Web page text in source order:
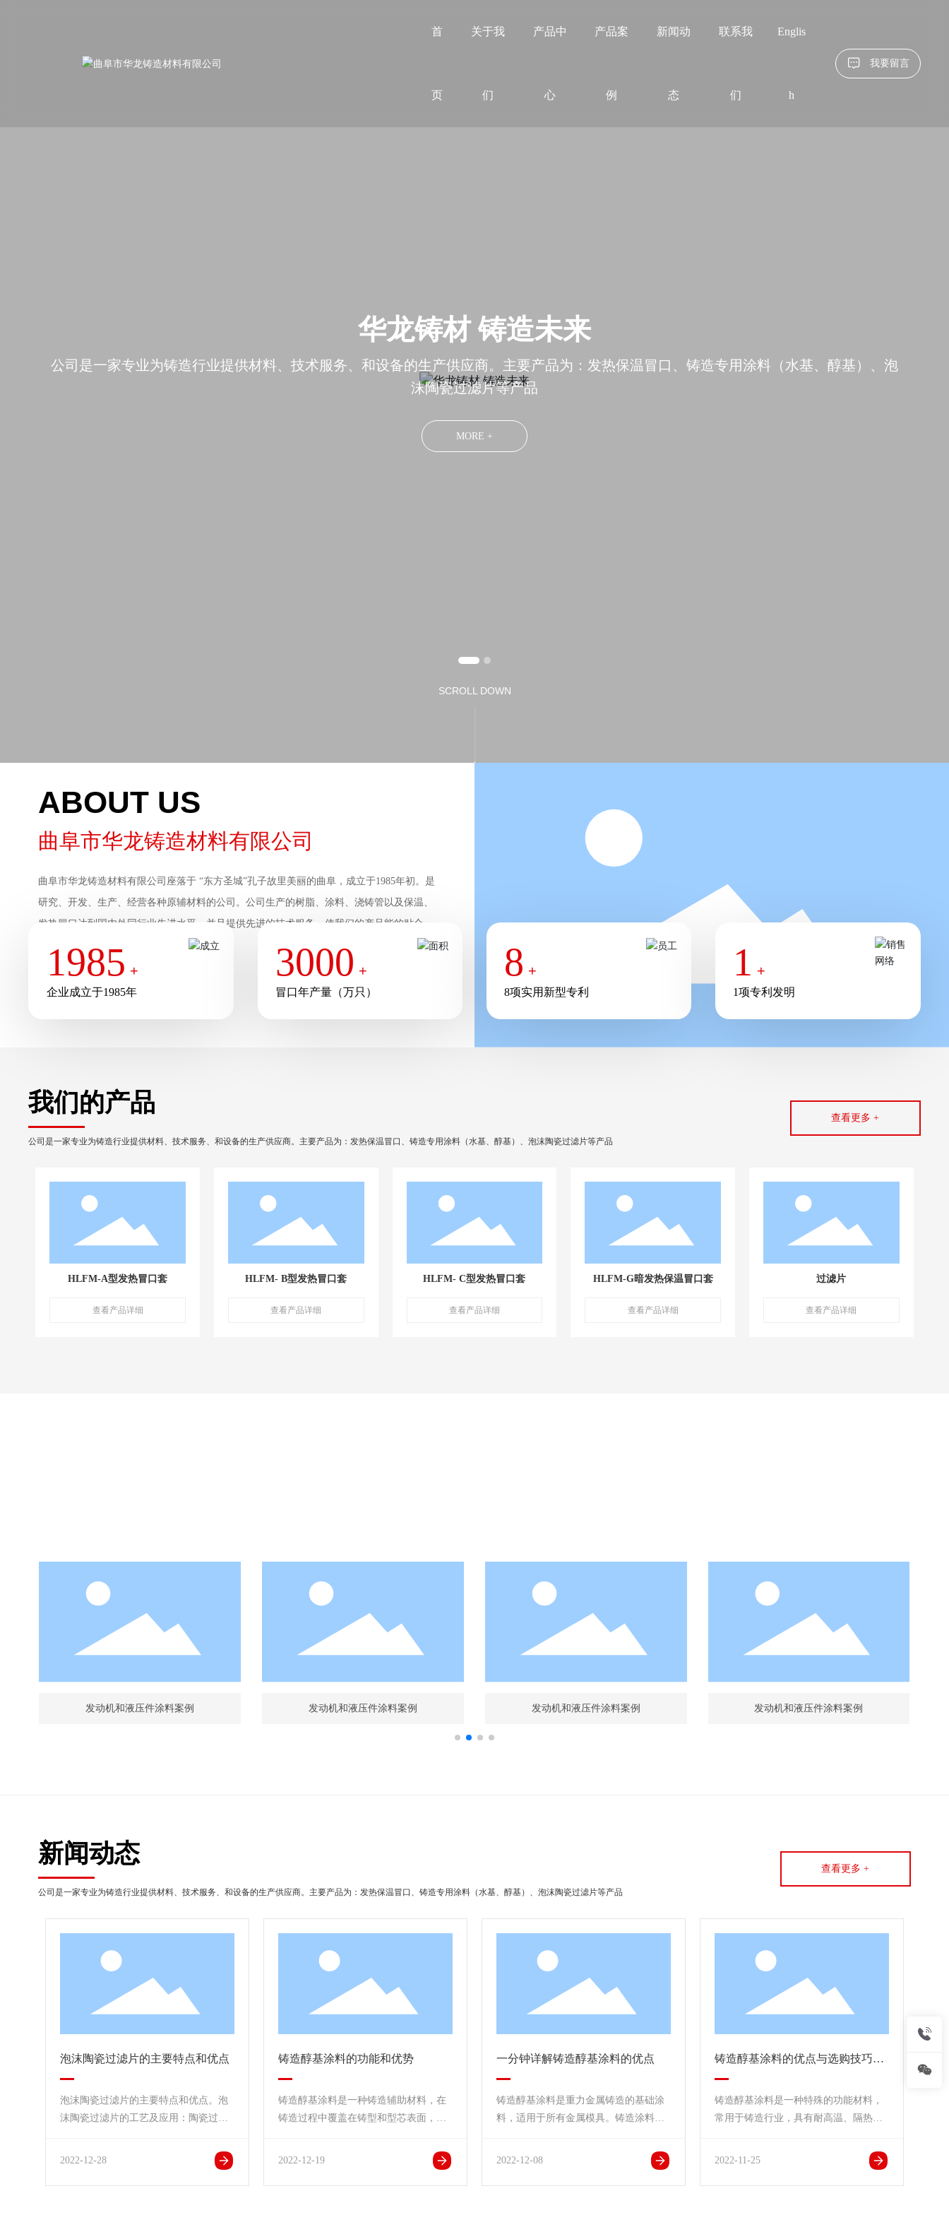
首
页
关于我
们
产品中
心
产品案
例
新闻动
态
联系我
们
Englis
h
我要留言
华龙铸材 铸造未来
公司是一家专业为铸造行业提供材料、技术服务、和设备的生产供应商。主要产品为：发热保温冒口、铸造专用涂料（水基、醇基）、泡
沫陶瓷过滤片等产品
MORE +
SCROLL DOWN
ABOUT US
曲阜市华龙铸造材料有限公司
曲阜市华龙铸造材料有限公司座落于 “东方圣城”孔子故里美丽的曲阜，成立于1985年初。是
研究、开发、生产、经营各种原辅材料的公司。公司生产的树脂、涂料、浇铸管以及保温、
发热冒口达到国内外同行业先进水平。并且提供先进的技术服务，使我们的产品能的贴合顾
公司拥有一支强大的技术服务团队，由多名铸造行业的专家组成，并引进国外先进设备及铸
造模拟软件，可以在铸造公司的新产品开发、维护和工艺试验等方面根据用户的不同需求，
了解更多 +
1985 +
企业成立于1985年
3000 +
冒口年产量（万只）
8 +
8项实用新型专利
1 +
1项专利发明
我们的产品
公司是一家专业为铸造行业提供材料、技术服务、和设备的生产供应商。主要产品为：发热保温冒口、铸造专用涂料（水基、醇基）、泡沫陶瓷过滤片等产品
查看更多 +
HLFM-A型发热冒口套
查看产品详细
HLFM- B型发热冒口套
查看产品详细
HLFM- C型发热冒口套
查看产品详细
HLFM-G暗发热保温冒口套
查看产品详细
过滤片
查看产品详细
发动机和液压件涂料案例 发动机和液压件涂料案例 发动机和液压件涂料案例 发动机和液压件涂料案例
新闻动态
公司是一家专业为铸造行业提供材料、技术服务、和设备的生产供应商。主要产品为：发热保温冒口、铸造专用涂料（水基、醇基）、泡沫陶瓷过滤片等产品
查看更多 +
泡沫陶瓷过滤片的主要特点和优点
泡沫陶瓷过滤片的主要特点和优点。泡
沫陶瓷过滤片的工艺及应用：陶瓷过滤
机泡沫为载体，将其侵入触变性氧化铝
材料浆料中，采用方形校正中距全自动
挤出工艺，使浆料均匀分布在载体的泡
2022-12-28
铸造醇基涂料的功能和优势
铸造醇基涂料是一种铸造辅助材料，在
铸造过程中覆盖在铸型和型芯表面，以
融金属侵蚀性和抗粘砂性。醇基涂料可
制成浆状、糊状或粉末状，通过喷涂、
刷涂、浸涂、浇注等方法涂覆在药芯表
2022-12-19
一分钟详解铸造醇基涂料的优点
铸造醇基涂料是重力金属铸造的基础涂
料，适用于所有金属模具。铸造涂料颗
涂料适用于薄断面铸件和大型平面铸
件，也适用于加料口、轮毂、活塞、连
杆、气缸等。
2022-12-08
铸造醇基涂料的优点与选购技巧有
铸造醇基涂料是一种特殊的功能材料，
常用于铸造行业，具有耐高温、隔热等
些普通消费者在购买涂料时，面对各种
类型的涂料，会不知如何选择。他们在
选择涂料方面有哪些技巧？
2022-11-25